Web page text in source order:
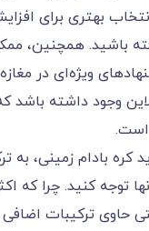
بهتری برای
باشید. همچنین،
ویژه‌ای در
وجود داشته باشد
است.
کره بادام زمینی، به
توجه کنید. چرا که
حاوی ترکیبات اضافی